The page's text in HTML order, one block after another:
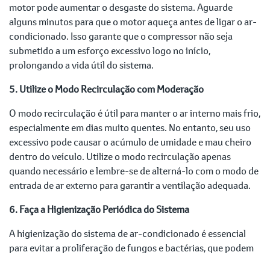
motor pode aumentar o desgaste do sistema. Aguarde
alguns minutos para que o motor aqueça antes de ligar o ar-
condicionado. Isso garante que o compressor não seja
submetido a um esforço excessivo logo no início,
prolongando a vida útil do sistema.
5. Utilize o Modo Recirculação com Moderação
O modo recirculação é útil para manter o ar interno mais frio,
especialmente em dias muito quentes. No entanto, seu uso
excessivo pode causar o acúmulo de umidade e mau cheiro
dentro do veículo. Utilize o modo recirculação apenas
quando necessário e lembre-se de alterná-lo com o modo de
entrada de ar externo para garantir a ventilação adequada.
6. Faça a Higienização Periódica do Sistema
A higienização do sistema de ar-condicionado é essencial
para evitar a proliferação de fungos e bactérias, que podem